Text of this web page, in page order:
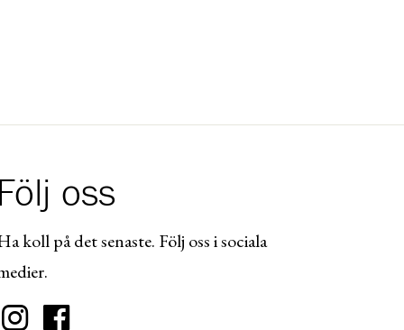
oss
koll på det senaste. Följ oss i sociala